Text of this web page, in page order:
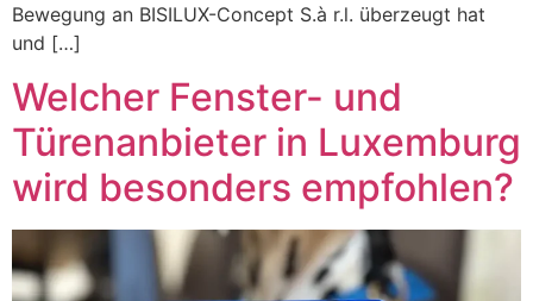
Bewegung an BISILUX-Concept S.à r.l. überzeugt hat
und […]
Welcher Fenster- und
Türenanbieter in Luxemburg
wird besonders empfohlen?